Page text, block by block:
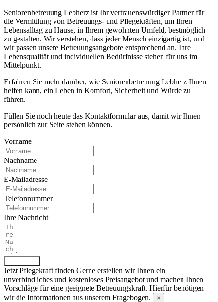
Seniorenbetreuung Lebherz ist Ihr vertrauenswürdiger Partner für
die Vermittlung von Betreuungs- und Pflegekräften, um Ihren
Lebensalltag zu Hause, in Ihrem gewohnten Umfeld, bestmöglich
zu gestalten. Wir verstehen, dass jeder Mensch einzigartig ist, und
wir passen unsere Betreuungsangebote entsprechend an. Ihre
Lebensqualität und individuellen Bedürfnisse stehen für uns im
Mittelpunkt.
Erfahren Sie mehr darüber, wie Seniorenbetreuung Lebherz Ihnen
helfen kann, ein Leben in Komfort, Sicherheit und Würde zu
führen.
Füllen Sie noch heute das Kontaktformular aus, damit wir Ihnen
persönlich zur Seite stehen können.
Vorname
Nachname
E-Mailadresse
Telefonnummer
Ihre Nachricht
Jetzt Pflegekraft finden Gerne erstellen wir Ihnen ein
unverbindliches und kostenloses Preisangebot und machen Ihnen
Vorschläge für eine geeignete Betreuungskraft. Hierfür benötigen
wir die Informationen aus unserem Fragebogen.
×